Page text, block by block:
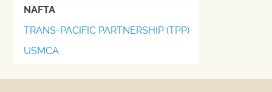
NAFTA
TRANS-PACIFIC PARTNERSHIP (TPP)
USMCA